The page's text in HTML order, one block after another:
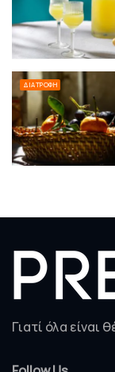
ΔΙΑΤΡΟΦΉ
Γιατί όλα είναι